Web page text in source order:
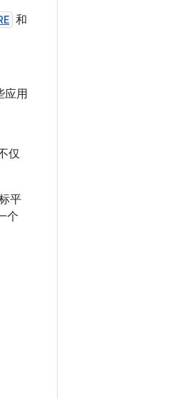
和
应用
仅
平
个